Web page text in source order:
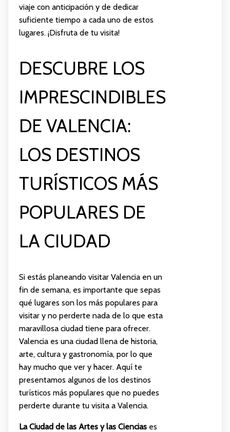
viaje con anticipación y de dedicar
suficiente tiempo a cada uno de estos
lugares. ¡Disfruta de tu visita!
DESCUBRE LOS
IMPRESCINDIBLES
DE VALENCIA:
LOS DESTINOS
TURÍSTICOS MÁS
POPULARES DE
LA CIUDAD
Si estás planeando visitar Valencia en un
fin de semana, es importante que sepas
qué lugares son los más populares para
visitar y no perderte nada de lo que esta
maravillosa ciudad tiene para ofrecer.
Valencia es una ciudad llena de historia,
arte, cultura y gastronomía, por lo que
hay mucho que ver y hacer. Aquí te
presentamos algunos de los destinos
turísticos más populares que no puedes
perderte durante tu visita a Valencia.
La Ciudad de las Artes y las Cienciases